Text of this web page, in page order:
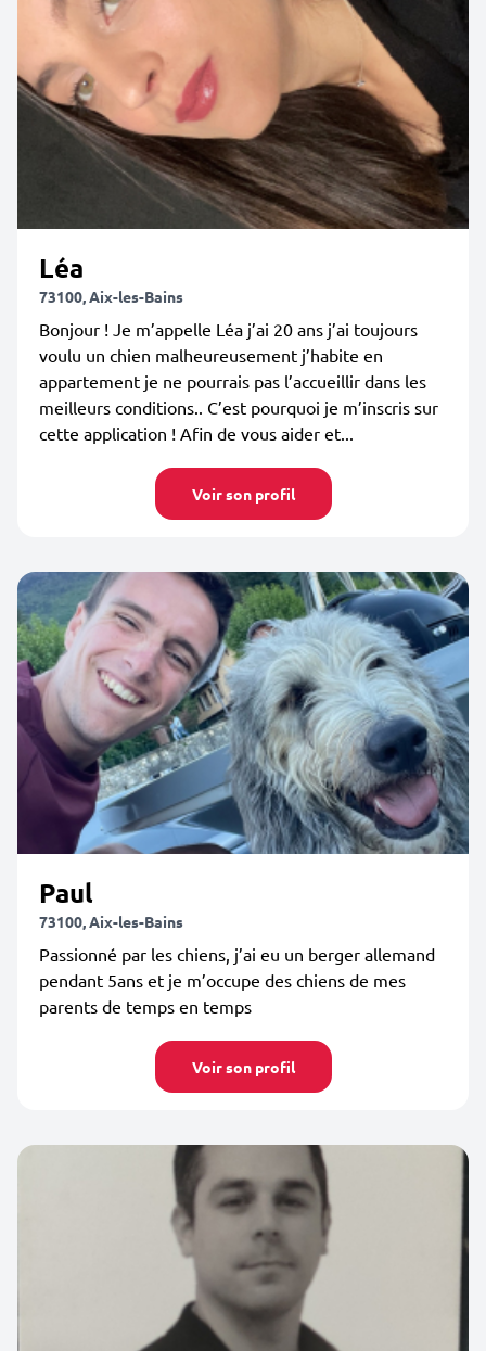
Léa
73100, Aix-les-Bains
Bonjour ! Je m’appelle Léa j’ai 20 ans j’ai toujours
voulu un chien malheureusement j’habite en
appartement je ne pourrais pas l’accueillir dans les
meilleurs conditions.. C’est pourquoi je m’inscris sur
cette application ! Afin de vous aider et...
Voir son profil
Paul
73100, Aix-les-Bains
Passionné par les chiens, j’ai eu un berger allemand
pendant 5ans et je m’occupe des chiens de mes
parents de temps en temps
Voir son profil